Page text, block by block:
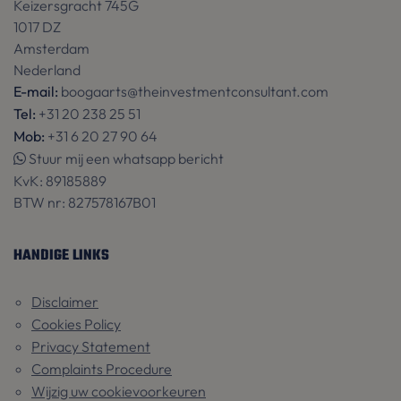
Keizersgracht 745G
1017 DZ
Amsterdam
Nederland
E-mail: boogaarts@theinvestmentconsultant.com
Tel: +31 20 238 25 51
Mob: +31 6 20 27 90 64
Stuur mij een whatsapp bericht
KvK: 89185889
BTW nr: 827578167B01
HANDIGE LINKS
Disclaimer
Cookies Policy
Privacy Statement
Complaints Procedure
Wijzig uw cookievoorkeuren
Naam
Naam
_language